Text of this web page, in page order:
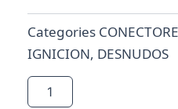
Categories
IGNICION, DESNUDOS
E9-
EBS-